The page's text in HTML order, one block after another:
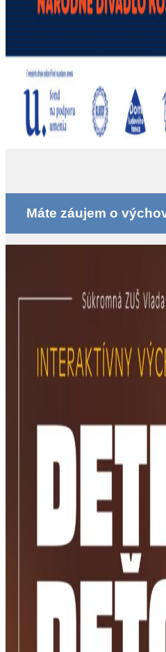
Máte záujem o